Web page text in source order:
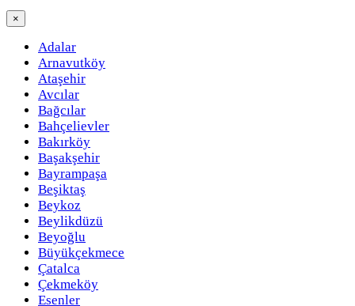
×
Adalar
Arnavutköy
Ataşehir
Avcılar
Bağcılar
Bahçelievler
Bakırköy
Başakşehir
Bayrampaşa
Beşiktaş
Beykoz
Beylikdüzü
Beyoğlu
Büyükçekmece
Çatalca
Çekmeköy
Esenler